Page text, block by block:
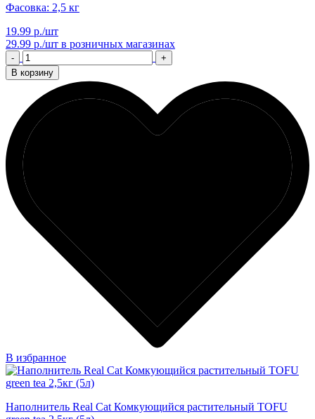
Фасовка: 2,5 кг
19.99 р./шт
29.99 р./шт в розничных магазинах
-
+
В корзину
В избранное
Наполнитель Real Cat Комкующийся растительный TOFU